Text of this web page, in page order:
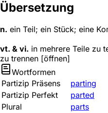
Übersetzung
n. ein Teil; ein Stück; eine
vt. & vi. in mehrere Teile zu
zu trennen [öffnen]
Wortformen
Partizip Präsens
parting
Partizip Perfekt
parted
Plural
parts